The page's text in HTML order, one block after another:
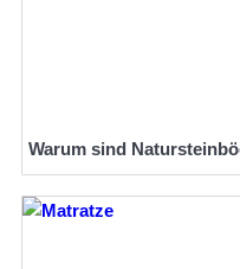
Warum sind